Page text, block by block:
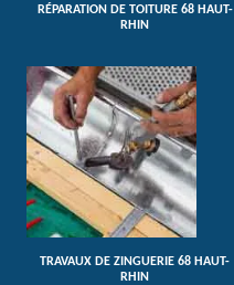
RÉPARATION DE TOITURE 68 HAUT-
RHIN
TRAVAUX DE ZINGUERIE 68 HAUT-
RHIN